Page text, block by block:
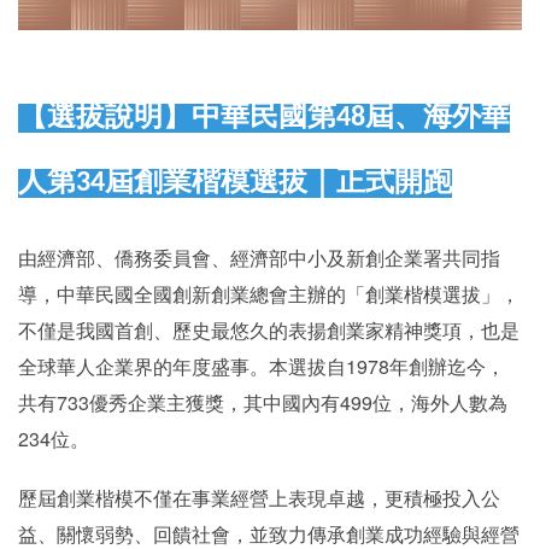
【選拔說明】中華民國第48屆、海外華
人第34屆創業楷模選拔｜正式開跑
由經濟部、僑務委員會、經濟部中小及新創企業署共同指
導，中華民國全國創新創業總會主辦的「創業楷模選拔」，
不僅是我國首創、歷史最悠久的表揚創業家精神獎項，也是
全球華人企業界的年度盛事。本選拔自1978年創辦迄今，
共有733優秀企業主獲獎，其中國內有499位，海外人數為
234位。
歷屆創業楷模不僅在事業經營上表現卓越，更積極投入公
益、關懷弱勢、回饋社會，並致力傳承創業成功經驗與經營